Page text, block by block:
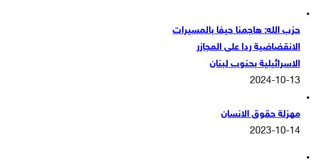
حزب الله: هاجمنا حيفا بالمسيرات
الانقضاضية ردا على المجازر
الاسرائيلية بجنوب لبنان
2024-10-13
مهزلة حقوق الانسان
2023-10-14